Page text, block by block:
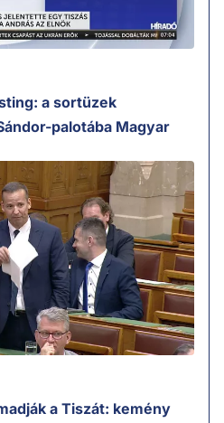
a sortüzek
palotába Magyar
a Tiszát: kemény